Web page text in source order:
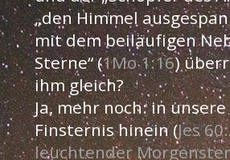
„den Himmel
mit dem beiläufigen
Sterne“ (1Mo 1:16)
ihm gleich?
Ja, mehr noch: in
Finsternis hinein (Jes
leuchtender